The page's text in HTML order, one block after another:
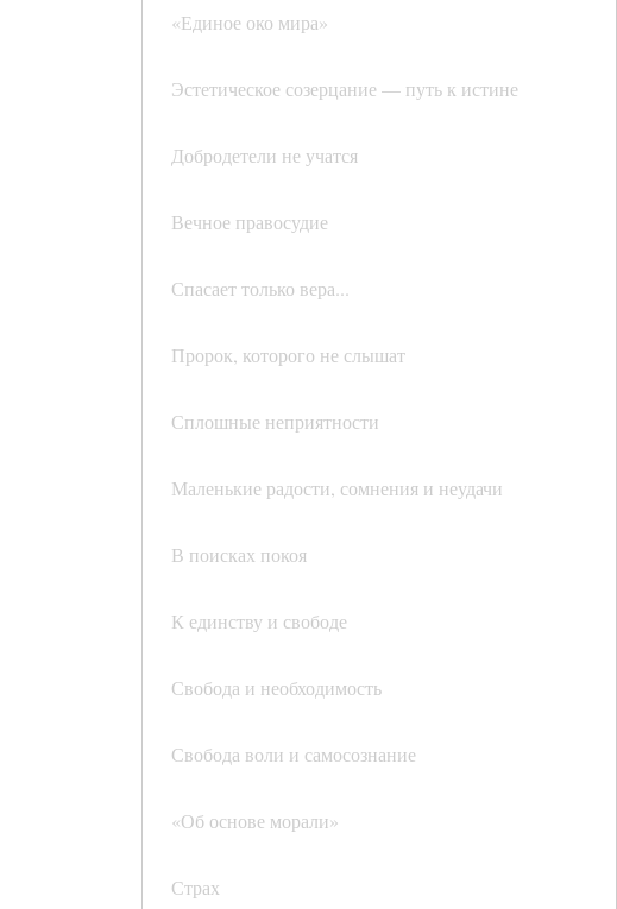
«Единое око мира»
Эстетическое созерцание — путь к истине
Добродетели не учатся
Вечное правосудие
Спасает только вера...
Пророк, которого не слышат
Сплошные неприятности
Маленькие радости, сомнения и неудачи
В поисках покоя
К единству и свободе
Свобода и необходимость
Свобода воли и самосознание
«Об основе морали»
Страх